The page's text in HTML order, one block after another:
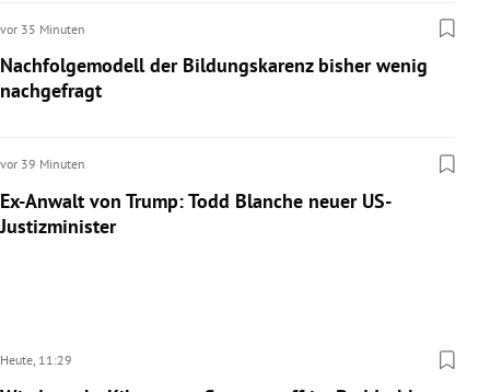
Untermenü
Untermenü
Untermenü
vor 35 Minuten
Nachfolgemodell der Bildungskarenz bisher wenig
nachgefragt
vor 39 Minuten
Ex-Anwalt von Trump: Todd Blanche neuer US-
Justizminister
Heute, 11:29